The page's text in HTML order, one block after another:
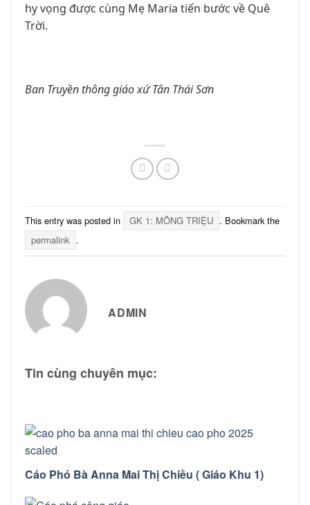
hy vọng được cùng Mẹ Maria tiến bước về Quê
Trời.
Ban Truyền thông giáo xứ Tân Thái Sơn
This entry was posted in GK 1: MÔNG TRIỆU . Bookmark the
permalink .
ADMIN
Tin cùng chuyên mục:
Cáo Phó Bà Anna Mai Thị Chiều ( Giáo Khu 1)